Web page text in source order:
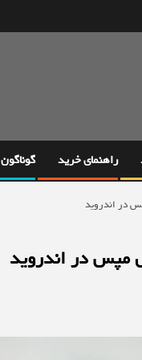
راهنمای خرید گوناگون
در اندروید
مپس در اندروید